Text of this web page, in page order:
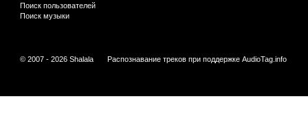
Поиск пользователей
Поиск музыки
© 2007 - 2026 Shalala Распознавание треков при поддержке AudioTag.info